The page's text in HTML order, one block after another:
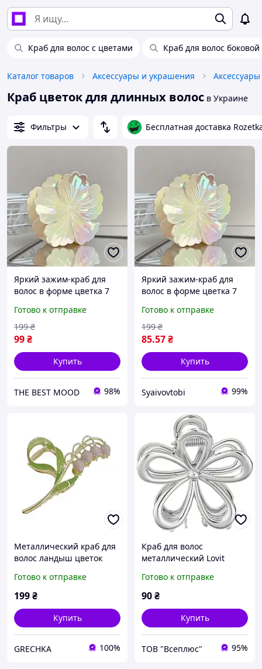
Краб для волос с цветами Краб для волос боковой
Каталог товаров Аксессуары и украшения Аксессуары
Краб цветок для длинных волос в Украине
Фильтры Бесплатная доставка
Яркий зажим-краб для
волос в форме цветка 7
Готово к отправке
99₴
199 ₴
Купить
THE BEST MOOD 98%
Яркий зажим-краб для
волос в форме цветка 7
Готово к отправке
85.57₴
199 ₴
Купить
Syaivovtobi 99%
Металлический краб для
волос ландыш цветок
Готово к отправке
199₴
Купить
GRECHKA 100%
Краб для волос
металлический Lovit
Готово к отправке
90₴
Купить
ТОВ "Всеплюс" 95%